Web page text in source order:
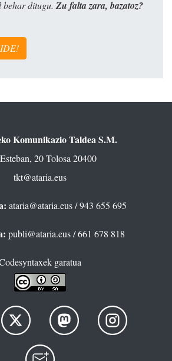
behar ditugu. Zu falta zara, bazatoz?
Komunikazio Taldea S.M.
20 Tolosa 20400
tkt@ataria.eus
ataria@ataria.eus/ 943 655 695
publi@ataria.eus/ 661 678 818
garatua